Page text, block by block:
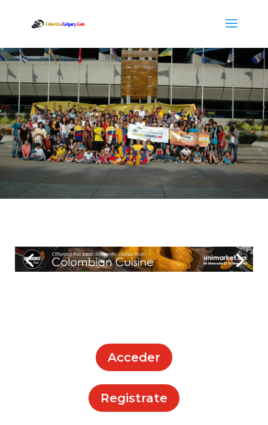
Acceder
Registrate